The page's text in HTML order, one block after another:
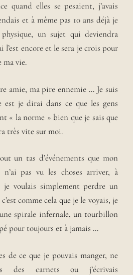
quand elles se pesaient, j’avais
et à même pas 10 ans déjà je
un sujet qui deviendra
encore et le sera je crois pour
ma vie.
amie, ma pire ennemie … Je suis
est je dirai dans ce que les gens
« la norme » bien que je sais que
très vite sur moi.
un tas d’événements que mon
n’ai pas vu les choses arriver, à
je voulais simplement perdre un
comme cela que je le voyais, je
spirale infernale, un tourbillon
pour toujours et à jamais …
de ce que je pouvais manger, ne
des carnets ou j’écrivais